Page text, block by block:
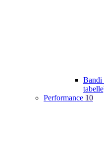
Bandi
Performance 10